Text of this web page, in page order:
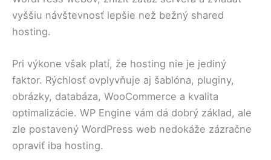
vyššiu návštevnosť lepšie než bežný shared
hosting.
Pri výkone však platí, že hosting nie je jediný
faktor. Rýchlosť ovplyvňuje aj šablóna, pluginy,
obrázky, databáza, WooCommerce a kvalita
optimalizácie. WP Engine vám dá dobrý základ, ale
zle postavený WordPress web nedokáže zázračne
opraviť iba hosting.